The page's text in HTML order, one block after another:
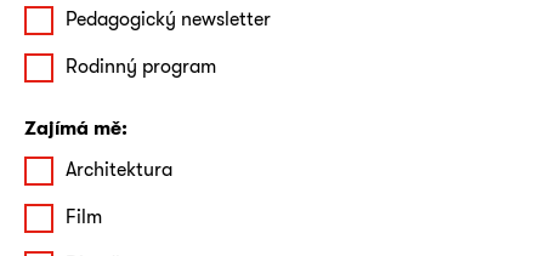
Pedagogický newsletter
Rodinný program
Zajímá mě:
Architektura
Film